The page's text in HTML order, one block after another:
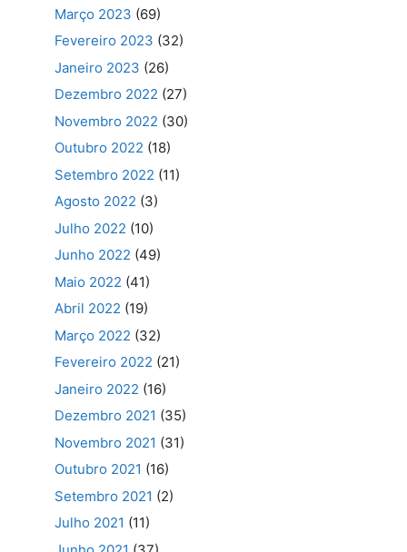
Março 2023 (69)
Fevereiro 2023 (32)
Janeiro 2023 (26)
Dezembro 2022 (27)
Novembro 2022 (30)
Outubro 2022 (18)
Setembro 2022 (11)
Agosto 2022 (3)
Julho 2022 (10)
Junho 2022 (49)
Maio 2022 (41)
Abril 2022 (19)
Março 2022 (32)
Fevereiro 2022 (21)
Janeiro 2022 (16)
Dezembro 2021 (35)
Novembro 2021 (31)
Outubro 2021 (16)
Setembro 2021 (2)
Julho 2021 (11)